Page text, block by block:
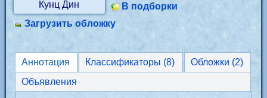
В подборки
Загрузить обложку
Аннотация Классификаторы (8)
Обложки (2)
Объявления